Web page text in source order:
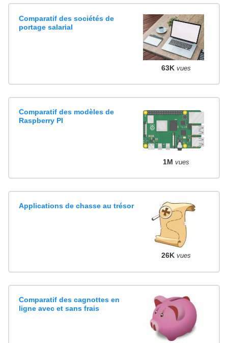
Comparatif des sociétés de
portage salarial
63K vues
Comparatif des modèles de
Raspberry PI
1M vues
Applications de chasse au trésor
26K vues
Comparatif des cagnottes en
ligne avec et sans frais